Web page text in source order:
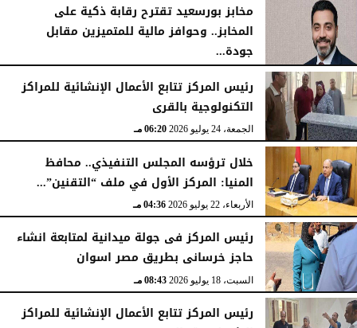
مخابز بورسعيد تقترح رقابة ذكية على
المخابز.. وحوافز مالية للمتميزين مقابل
جودة...
السبت، 25 يوليو 2026 05:41 مـ
رئيس المركز تتابع الأعمال الإنشائية للمراكز
التكنولوجية بالقرى
الجمعة، 24 يوليو 2026 06:20 مـ
خلال ترؤسه المجلس التنفيذي.. محافظ
المنيا: المركز الأول في ملف “التقنين”...
الأربعاء، 22 يوليو 2026 04:36 مـ
رئيس المركز فى جولة ميدانية لمتابعة انشاء
حاجز خرسانى بطريق مصر اسوان
السبت، 18 يوليو 2026 08:43 مـ
رئيس المركز تتابع الأعمال الإنشائية للمراكز